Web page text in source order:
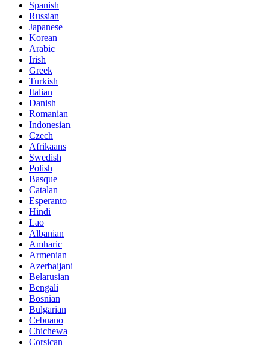
Spanish
Russian
Japanese
Korean
Arabic
Irish
Greek
Turkish
Italian
Danish
Romanian
Indonesian
Czech
Afrikaans
Swedish
Polish
Basque
Catalan
Esperanto
Hindi
Lao
Albanian
Amharic
Armenian
Azerbaijani
Belarusian
Bengali
Bosnian
Bulgarian
Cebuano
Chichewa
Corsican